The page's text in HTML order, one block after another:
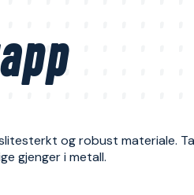
og robust materiale.
gjenger i metall.